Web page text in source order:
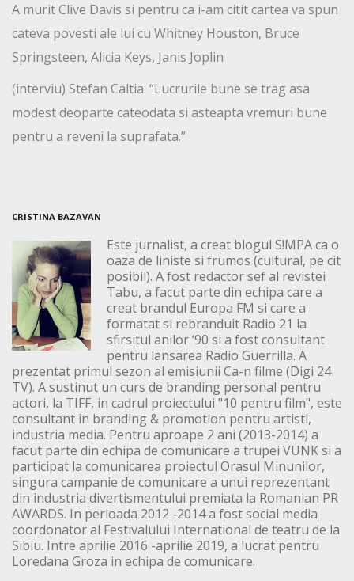
A murit Clive Davis si pentru ca i-am citit cartea va spun
cateva povesti ale lui cu Whitney Houston, Bruce
Springsteen, Alicia Keys, Janis Joplin
(interviu) Stefan Caltia: “Lucrurile bune se trag asa
modest deoparte cateodata si asteapta vremuri bune
pentru a reveni la suprafata.”
CRISTINA BAZAVAN
Este jurnalist, a creat blogul S!MPA ca o
oaza de liniste si frumos (cultural, pe cit
posibil). A fost redactor sef al revistei
Tabu, a facut parte din echipa care a
creat brandul Europa FM si care a
formatat si rebranduit Radio 21 la
sfirsitul anilor ‘90 si a fost consultant
pentru lansarea Radio Guerrilla. A
prezentat primul sezon al emisiunii Ca-n filme (Digi 24
TV). A sustinut un curs de branding personal pentru
actori, la TIFF, in cadrul proiectului "10 pentru film", este
consultant in branding & promotion pentru artisti,
industria media. Pentru aproape 2 ani (2013-2014) a
facut parte din echipa de comunicare a trupei VUNK si a
participat la comunicarea proiectul Orasul Minunilor,
singura campanie de comunicare a unui reprezentant
din industria divertismentului premiata la Romanian PR
AWARDS. In perioada 2012 -2014 a fost social media
coordonator al Festivalului International de teatru de la
Sibiu. Intre aprilie 2016 -aprilie 2019, a lucrat pentru
Loredana Groza in echipa de comunicare.